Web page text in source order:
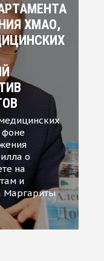
ХМАО,
фоне
о
на
и
Маргариты